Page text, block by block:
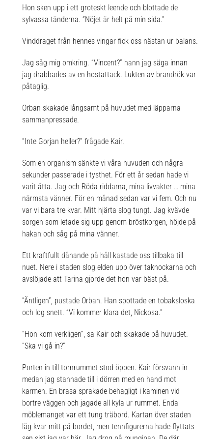
Hon sken upp i ett groteskt leende och blottade de
sylvassa tänderna. ”Nöjet är helt på min sida.”
Vinddraget från hennes vingar fick oss nästan ur balans.
Jag såg mig omkring. ”Vincent?” hann jag säga innan
jag drabbades av en hostattack. Lukten av brandrök var
påtaglig.
Orban skakade långsamt på huvudet med läpparna
sammanpressade.
”Inte Gorjan heller?” frågade Kair.
Som en organism sänkte vi våra huvuden och några
sekunder passerade i tysthet. För ett år sedan hade vi
varit åtta. Jag och Röda riddarna, mina livvakter … mina
närmsta vänner. För en månad sedan var vi fem. Och nu
var vi bara tre kvar. Mitt hjärta slog tungt. Jag kvävde
sorgen som letade sig upp genom bröstkorgen, höjde på
hakan och såg på mina vänner.
Ett kraftfullt dånande på håll kastade oss tillbaka till
nuet. Nere i staden slog elden upp över taknockarna och
avslöjade att Tarina gjorde det hon var bäst på.
”Äntligen”, pustade Orban. Han spottade en tobaksloska
och log snett. ”Vi kommer klara det, Nickosa.”
”Hon kom verkligen”, sa Kair och skakade på huvudet.
”Ska vi gå in?”
Porten in till tornrummet stod öppen. Kair försvann in
medan jag stannade till i dörren med en hand mot
karmen. En brasa sprakade behagligt i kaminen vid
bortre väggen och jagade all kyla ur rummet. Enda
möblemanget var ett tung träbord. Kartan över staden
låg kvar mitt på bordet, men tennfigurerna hade flyttats